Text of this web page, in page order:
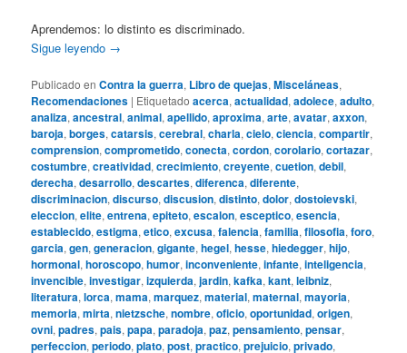
Aprendemos: lo distinto es discriminado.
Sigue leyendo →
Publicado en Contra la guerra, Libro de quejas,Misceláneas,
Recomendaciones | Etiquetado acerca,actualidad,adolece,adulto,
analiza,ancestral,animal,apellido,aproxima,arte,avatar,axxon,
baroja,borges,catarsis,cerebral,charla,cielo,ciencia,compartir,
comprension,comprometido,conecta,cordon,corolario,cortazar,
costumbre,creatividad,crecimiento,creyente,cuetion,debil,
derecha,desarrollo,descartes,diferenca,diferente,
discriminacion,discurso,discusion,distinto,dolor,dostoievski,
eleccion,elite,entrena,epiteto,escalon,esceptico,esencia,
establecido,estigma,etico,excusa,falencia,familia,filosofia,foro,
garcia,gen,generacion,gigante,hegel,hesse,hiedegger,hijo,
hormonal,horoscopo,humor,inconveniente,infante,inteligencia,
invencible,investigar,izquierda,jardin,kafka,kant,leibniz,
literatura,lorca,mama,marquez,material,maternal,mayoria,
memoria,mirta,nietzsche,nombre,oficio,oportunidad,origen,
ovni,padres,pais,papa,paradoja,paz,pensamiento,pensar,
perfeccion,periodo,plato,post,practico,prejuicio,privado,